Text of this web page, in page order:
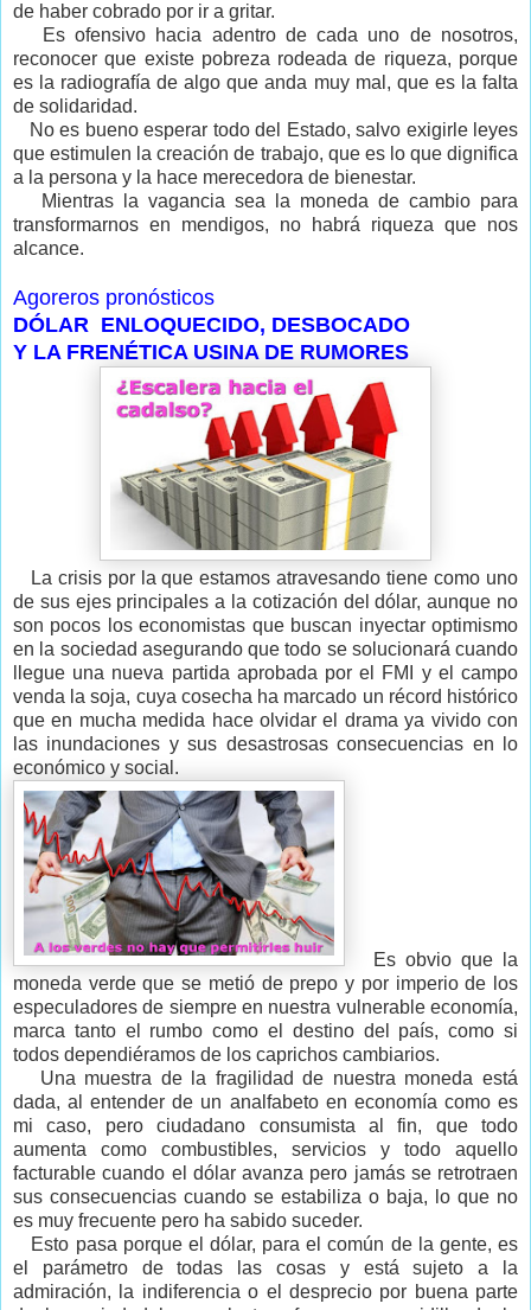
de haber cobrado por ir a gritar.
Es ofensivo hacia adentro de cada uno de nosotros,
reconocer que existe pobreza rodeada de riqueza, porque
es la radiografía de algo que anda muy mal, que es la falta
de solidaridad.
No es bueno esperar todo del Estado, salvo exigirle leyes
que estimulen la creación de trabajo, que es lo que dignifica
a la persona y la hace merecedora de bienestar.
Mientras la vagancia sea la moneda de cambio para
transformarnos en mendigos, no habrá riqueza que nos
alcance.
Agoreros pronósticos
DÓLAR ENLOQUECIDO, DESBOCADO
Y LA FRENÉTICA USINA DE RUMORES
La crisis por la que estamos atravesando tiene como uno
de sus ejes principales a la cotización del dólar, aunque no
son pocos los economistas que buscan inyectar optimismo
en la sociedad asegurando que todo se solucionará cuando
llegue una nueva partida aprobada por el FMI y el campo
venda la soja, cuya cosecha ha marcado un récord histórico
que en mucha medida hace olvidar el drama ya vivido con
las inundaciones y sus desastrosas consecuencias en lo
económico y social.
Es obvio que la
moneda verde que se metió de prepo y por imperio de los
especuladores de siempre en nuestra vulnerable economía,
marca tanto el rumbo como el destino del país, como si
todos dependiéramos de los caprichos cambiarios.
Una muestra de la fragilidad de nuestra moneda está
dada, al entender de un analfabeto en economía como es
mi caso, pero ciudadano consumista al fin, que todo
aumenta como combustibles, servicios y todo aquello
facturable cuando el dólar avanza pero jamás se retrotraen
sus consecuencias cuando se estabiliza o baja, lo que no
es muy frecuente pero ha sabido suceder.
Esto pasa porque el dólar, para el común de la gente, es
el parámetro de todas las cosas y está sujeto a la
admiración, la indiferencia o el desprecio por buena parte